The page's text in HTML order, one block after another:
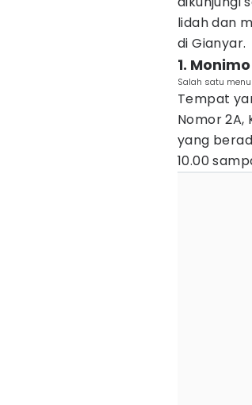
lidah dan
di Gianyar.
1.
Salah satu
Tempat
Nomor 2A,
yang
10.00